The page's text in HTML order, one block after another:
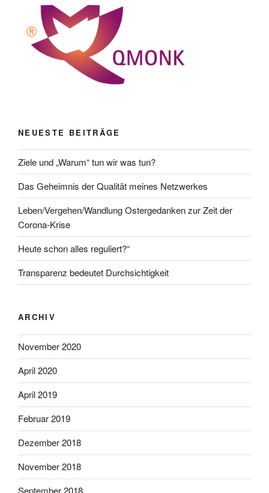
NEUESTE BEITRÄGE
Ziele und „Warum“ tun wir was tun?
Das Geheimnis der Qualität meines Netzwerkes
Leben/Vergehen/Wandlung Ostergedanken zur Zeit der
Corona-Krise
Heute schon alles reguliert?“
Transparenz bedeutet Durchsichtigkeit
ARCHIV
November 2020
April 2020
April 2019
Februar 2019
Dezember 2018
November 2018
September 2018